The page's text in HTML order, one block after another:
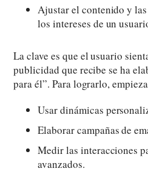
Ajustar el contenido y
los intereses de un
La clave es que el usuario
publicidad que recibe se ha
para él”. Para lograrlo,
Usar dinámicas
Elaborar campañas de
Medir las interacciones
avanzados.